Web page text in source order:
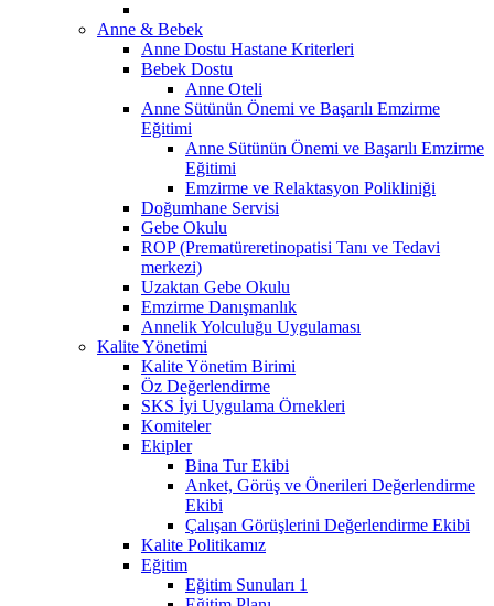
Anne & Bebek
Anne Dostu Hastane Kriterleri
Bebek Dostu
Anne Oteli
Anne Sütünün Önemi ve Başarılı Emzirme
Eğitimi
Anne Sütünün Önemi ve Başarılı Emzirme
Eğitimi
Emzirme ve Relaktasyon Polikliniği
Doğumhane Servisi
Gebe Okulu
ROP (Prematüreretinopatisi Tanı ve Tedavi
merkezi)
Uzaktan Gebe Okulu
Emzirme Danışmanlık
Annelik Yolculuğu Uygulaması
Kalite Yönetimi
Kalite Yönetim Birimi
Öz Değerlendirme
SKS İyi Uygulama Örnekleri
Komiteler
Ekipler
Bina Tur Ekibi
Anket, Görüş ve Önerileri Değerlendirme
Ekibi
Çalışan Görüşlerini Değerlendirme Ekibi
Kalite Politikamız
Eğitim
Eğitim Sunuları 1